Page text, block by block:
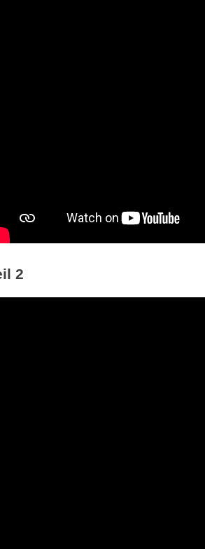
2